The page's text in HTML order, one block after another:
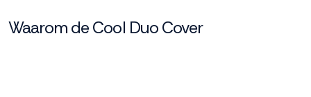
Waarom de Cool Duo Cover